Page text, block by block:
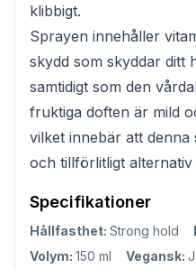
klibbigt.
Sprayen innehåller
skydd som skyddar ditt
samtidigt som den
fruktiga doften är mild
vilket innebär att denna
och tillförlitligt
Specifikationer
Hållfasthet: Strong hold
Volym: 150 ml Vegansk: